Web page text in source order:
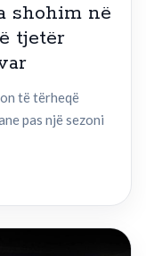
shohim në
tjetër
të tërheqë
pas një sezoni